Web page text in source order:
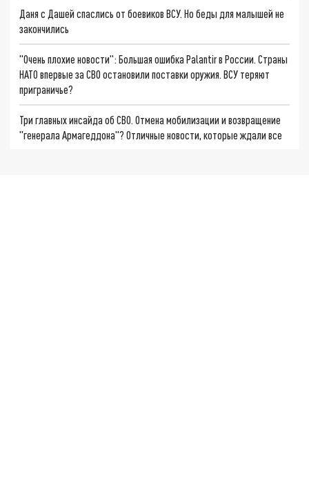
Даня с Дашей спаслись от боевиков ВСУ. Но беды для малышей не
закончились
"Очень плохие новости": Большая ошибка Palantir в России. Страны
НАТО впервые за СВО остановили поставки оружия. ВСУ теряют
приграничье?
Три главных инсайда об СВО. Отмена мобилизации и возвращение
"генерала Армагеддона"? Отличные новости, которые ждали все